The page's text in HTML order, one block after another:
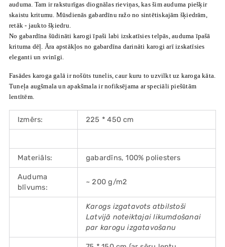
auduma. Tam ir raksturīgas diognālas rieviņas, kas šim auduma piešķir
skaistu kritumu. Mūsdienās gabardīnu ražo no sintētiskajām šķiedrām,
retāk - jaukto šķiedru.
No gabardīna šūdināti karogi īpaši labi izskatīsies telpās, auduma īpašā
krituma dēļ. Āra apstākļos no gabardīna darināti karogi arī izskatīsies
eleganti un svinīgi.
Fasādes karoga galā ir nošūts tunelis, caur kuru to uzvilkt uz karoga kāta.
Tuneļa augšmala un apakšmala ir nofiksējama ar speciāli piešūtām
lentītēm.
Izmērs: 225 * 450 cm
Materiāls: gabardīns, 100% poliesters
Auduma
blīvums:
~ 200 g/m2
Karogs izgatavots atbilstoši
Latvijā noteiktajai likumdošanai
par karogu izgatavošanu